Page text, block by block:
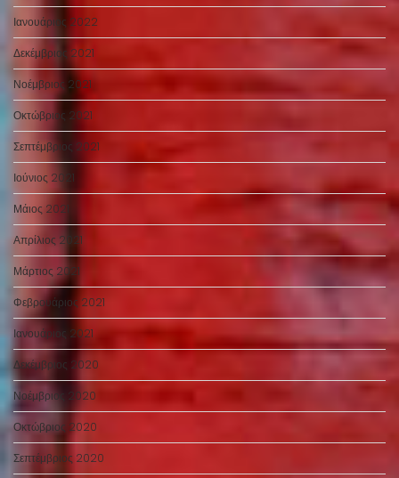
Ιανουάριος 2022
Δεκέμβριος 2021
Νοέμβριος 2021
Οκτώβριος 2021
Σεπτέμβριος 2021
Ιούνιος 2021
Μάιος 2021
Απρίλιος 2021
Μάρτιος 2021
Φεβρουάριος 2021
Ιανουάριος 2021
Δεκέμβριος 2020
Νοέμβριος 2020
Οκτώβριος 2020
Σεπτέμβριος 2020